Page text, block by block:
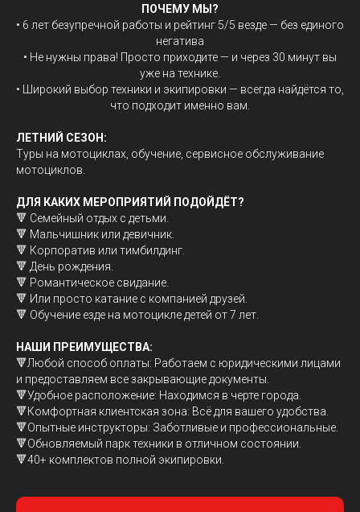
ПОЧЕМУ МЫ?
• 6 лет безупречной работы и рейтинг 5/5 везде — без единого
негатива
• Не нужны права! Просто приходите — и через 30 минут вы
уже на технике.
• Широкий выбор техники и экипировки — всегда найдётся то,
что подходит именно вам.
ЛЕТНИЙ СЕЗОН:
Туры на мотоциклах, обучение, сервисное обслуживание
мотоциклов.
ДЛЯ КАКИХ МЕРОПРИЯТИЙ ПОДОЙДЁТ?
🔻 Семейный отдых с детьми.
🔻 Мальчишник или девичник.
🔻 Корпоратив или тимбилдинг.
🔻 День рождения.
🔻 Романтическое свидание.
🔻 Или просто катание с компанией друзей.
🔻 Обучение езде на мотоцикле детей от 7 лет.
НАШИ ПРЕИМУЩЕСТВА:
🔻Любой способ оплаты: Работаем с юридическими лицами
и предоставляем все закрывающие документы.
🔻Удобное расположение: Находимся в черте города.
🔻Комфортная клиентская зона: Всё для вашего удобства.
🔻Опытные инструкторы: Заботливые и профессиональные.
🔻Обновляемый парк техники в отличном состоянии.
🔻40+ комплектов полной экипировки.